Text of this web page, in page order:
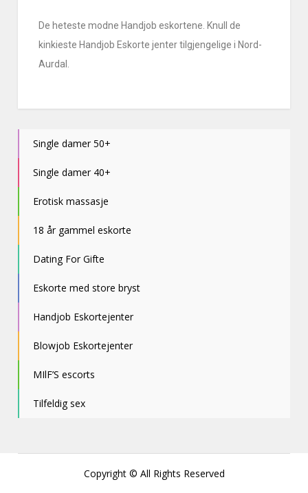
De heteste modne Handjob eskortene. Knull de
kinkieste Handjob Eskorte jenter tilgjengelige i Nord-
Aurdal.
Single damer 50+
Single damer 40+
Erotisk massasje
18 år gammel eskorte
Dating For Gifte
Eskorte med store bryst
Handjob Eskortejenter
Blowjob Eskortejenter
MIlF’S escorts
Tilfeldig sex
Copyright © All Rights Reserved